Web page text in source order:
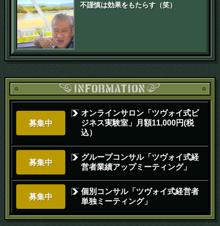
不謹慎は効果をもたらす（笑）
募集中
オンラインサロン「ツヴォイ式ビ
ジネス実験室」月額11,000円(税
込）
募集中
グループコンサル「ツヴォイ式経
営者業績アップミーティング」
募集中
個別コンサル「ツヴォイ式経営者
単独ミーティング」